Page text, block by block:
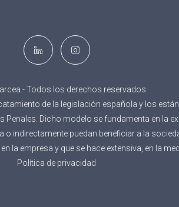
- Todos los derechos reservados
de la legislación española y los
Penales. Dicho modelo se fundamenta en
indirectamente puedan beneficiar a la
la empresa y que se hace extensiva, en la
Política de privacidad